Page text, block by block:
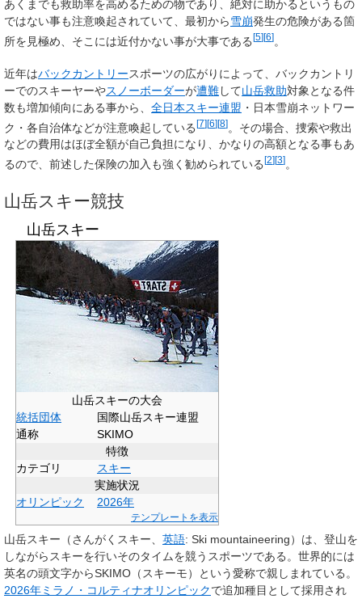
あくまでも救助率を高めるための物であり、絶対に助かるというもの
ではない事も注意喚起されていて、最初から雪崩発生の危険がある箇
所を見極め、そこには近付かない事が大事である [5][6] 。
近年はバックカントリースポーツの広がりによって、バックカントリ
ーでのスキーヤーやスノーボーダーが遭難して山岳救助対象となる件
数も増加傾向にある事から、 全日本スキー連盟 ・日本雪崩ネットワー
ク・各自治体などが注意喚起している[7][6][8]。その場合、捜索や救出
などの費用はほぼ全額が自己負担になり、かなりの高額となる事もあ
るので、前述した保険の加入も強く勧められている [2][3] 。
山岳スキー競技
山岳スキー
山岳スキーの大会
統括団体
国際山岳スキー連盟
通称
SKIMO
特徴
カテゴリ
スキー
実施状況
オリンピック
2026年
テンプレートを表示
山岳スキー （さんがくスキー、 英語: Ski mountaineering）は、登山を
しながらスキーを行いそのタイムを競うスポーツである。世界的には
英名の頭文字からSKIMO （スキーモ）という愛称で親しまれている。
2026年ミラノ・コルティナオリンピックで追加種目として採用され